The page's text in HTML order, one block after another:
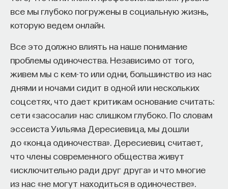
все мы глубоко погружены в социальную жизнь,
которую ведем онлайн.
Все это должно влиять на наше понимание
проблемы одиночества. Независимо от того,
живем мы с кем-то или одни, большинство из нас
днями и ночами сидит в одной или нескольких
соцсетях, что дает критикам основание считать:
сети «засосали» нас слишком глубоко. По словам
эссеиста Уильяма Дересиевица, мы дошли
до «конца одиночества». Дересиевиц считает,
что члены современного общества живут
«исключительно ради друг друга» и что многие
из нас «не могут находиться в одиночестве».
КУРС
Химия между нейронами:
вещества, которые управляют
нами
СОХРАНИТЬ КУРС